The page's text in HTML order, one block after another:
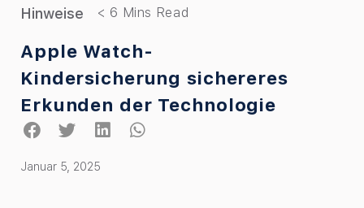
Hinweise
Apple Watch-
Kindersicherung sichereres
Erkunden der Technologie
Januar 5, 2025